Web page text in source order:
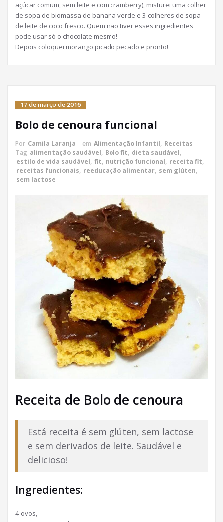
açúcar comum, sem leite e com cramberry), misturei uma colher
de sopa de biomassa de banana verde e 3 colheres de sopa
de leite de coco fresco. Quem não tiver esses ingredientes
pode usar só o chocolate mesmo!
Depois coloquei morango picado pecado e pronto!
17 de março de 2016
Bolo de cenoura funcional
Por Camila Laranja em Alimentação Infantil, Receitas
Tag alimentação saudável, Bolo fit, dieta saudável,
estilo de vida saudável, fit, nutrição funcional, receita fit,
receitas funcionais, reeducação alimentar, sem glúten,
sem lactose
Receita de Bolo de cenoura
Está receita é sem glúten, sem lactose
e sem derivados de leite. Saudável e
delicioso!
Ingredientes:
4 ovos,